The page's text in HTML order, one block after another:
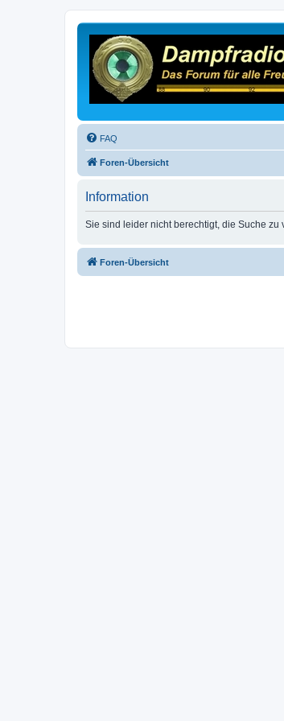
FAQ
Foren-Übersicht
Information
Sie sind leider nicht berechtigt, die Suche zu
Foren-Übersicht